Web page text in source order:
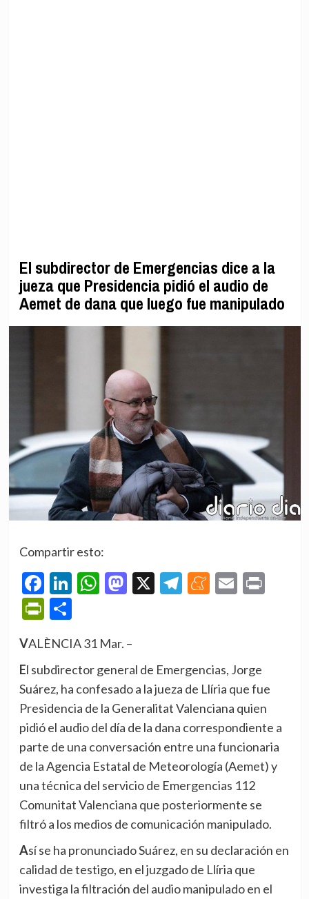
El subdirector de Emergencias dice a la
jueza que Presidencia pidió el audio de
Aemet de dana que luego fue manipulado
Compartir esto:
Facebook
LinkedIn
WhatsApp
Mastodon
X Telegram
Meneame
Email
PrintFriendly
Compartir
VALÈNCIA 31 Mar. –
El subdirector general de Emergencias, Jorge
Suárez, ha confesado a la jueza de Llíria que fue
Presidencia de la Generalitat Valenciana quien
pidió el audio del día de la dana correspondiente a
parte de una conversación entre una funcionaria
de la Agencia Estatal de Meteorología (Aemet) y
una técnica del servicio de Emergencias 112
Comunitat Valenciana que posteriormente se
filtró a los medios de comunicación manipulado.
Así se ha pronunciado Suárez, en su declaración en
calidad de testigo, en el juzgado de Llíria que
investiga la filtración del audio manipulado en el